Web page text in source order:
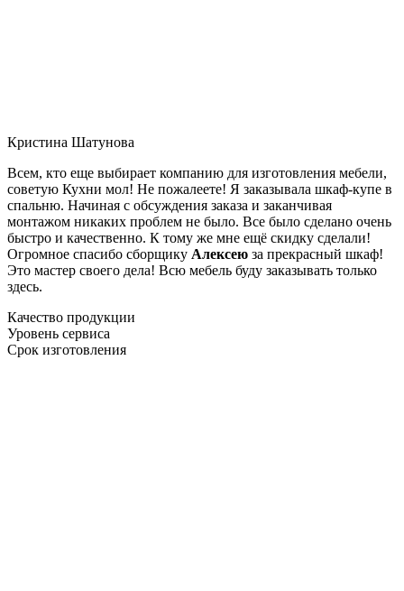
Кристина Шатунова
Всем, кто еще выбирает компанию для изготовления мебели,
советую Кухни мол! Не пожалеете! Я заказывала шкаф-купе в
спальню. Начиная с обсуждения заказа и заканчивая
монтажом никаких проблем не было. Все было сделано очень
быстро и качественно. К тому же мне ещё скидку сделали!
Огромное спасибо сборщику Алексею за прекрасный шкаф!
Это мастер своего дела! Всю мебель буду заказывать только
здесь.
Качество продукции
Уровень сервиса
Срок изготовления